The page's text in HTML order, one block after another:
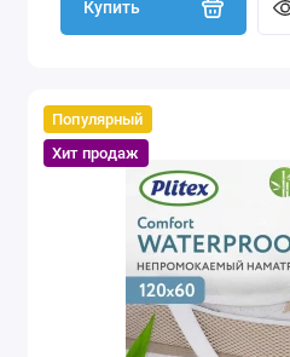
Купить
Популярный
Хит продаж